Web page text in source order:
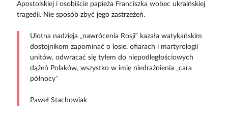
Apostolskiej i osobiście papieża Franciszka wobec ukraińskiej
tragedii. Nie sposób zbyć jego zastrzeżeń.
Ulotna nadzieja „nawrócenia Rosji” kazała watykańskim
dostojnikom zapominać o losie, ofiarach i martyrologii
unitów, odwracać się tyłem do niepodległościowych
dążeń Polaków, wszystko w imię niedrażnienia „cara
północy”
Paweł Stachowiak